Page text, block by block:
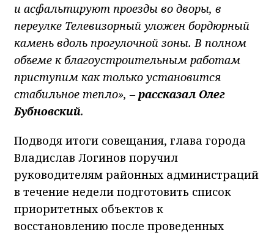
и асфальтируют проезды во дворы, в
переулке Телевизорный уложен бордюрный
камень вдоль прогулочной зоны. В полном
объеме к благоустроительным работам
приступим как только установится
стабильное тепло», –рассказал Олег
Бубновский.
Подводя итоги совещания, глава города
Владислав Логинов поручил
руководителям районных администраций
в течение недели подготовить список
приоритетных объектов к
восстановлению после проведенных